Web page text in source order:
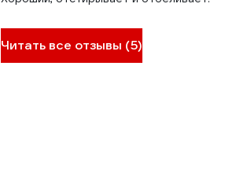
Читать все отзывы (5)